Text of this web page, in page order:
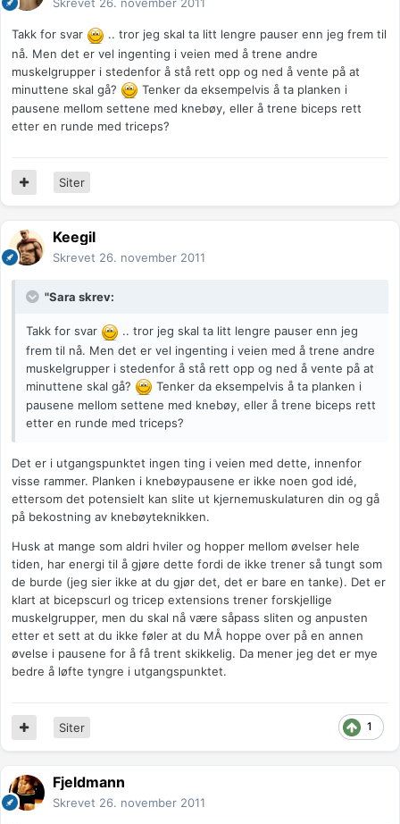
Skrevet 26. november 2011
Takk for svar
.. tror jeg skal ta litt lengre pauser enn jeg frem til
nå. Men det er vel ingenting i veien med å trene andre
muskelgrupper i stedenfor å stå rett opp og ned å vente på at
minuttene skal gå?
Tenker da eksempelvis å ta planken i
pausene mellom settene med knebøy, eller å trene biceps rett
etter en runde med triceps?
Siter
Keegil
Skrevet 26. november 2011
"Sara skrev:
Takk for svar
.. tror jeg skal ta litt lengre pauser enn jeg
frem til nå. Men det er vel ingenting i veien med å trene andre
muskelgrupper i stedenfor å stå rett opp og ned å vente på at
minuttene skal gå?
Tenker da eksempelvis å ta planken i
pausene mellom settene med knebøy, eller å trene biceps rett
etter en runde med triceps?
Det er i utgangspunktet ingen ting i veien med dette, innenfor
visse rammer. Planken i knebøypausene er ikke noen god idé,
ettersom det potensielt kan slite ut kjernemuskulaturen din og gå
på bekostning av knebøyteknikken.
Husk at mange som aldri hviler og hopper mellom øvelser hele
tiden, har energi til å gjøre dette fordi de ikke trener så tungt som
de burde (jeg sier ikke at du gjør det, det er bare en tanke). Det er
klart at bicepscurl og tricep extensions trener forskjellige
muskelgrupper, men du skal nå være såpass sliten og anpusten
etter et sett at du ikke føler at du MÅ hoppe over på en annen
øvelse i pausene for å få trent skikkelig. Da mener jeg det er mye
bedre å løfte tyngre i utgangspunktet.
1
Siter
Fjeldmann
Skrevet 26. november 2011